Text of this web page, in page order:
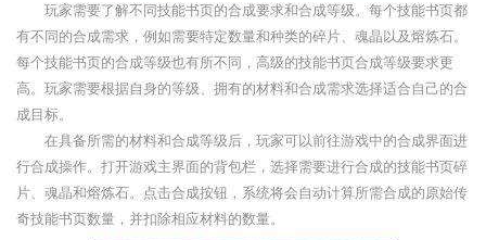
玩家需要了解不同技能书页的合成要求和合成等级。每个技能书页都
有不同的合成需求，例如需要特定数量和种类的碎片、魂晶以及熔炼石。
每个技能书页的合成等级也有所不同，高级的技能书页合成等级要求更
高。玩家需要根据自身的等级、拥有的材料和合成需求选择适合自己的合
成目标。
在具备所需的材料和合成等级后，玩家可以前往游戏中的合成界面进
行合成操作。打开游戏主界面的背包栏，选择需要进行合成的技能书页碎
片、魂晶和熔炼石。点击合成按钮，系统将会自动计算所需合成的原始传
奇技能书页数量，并扣除相应材料的数量。